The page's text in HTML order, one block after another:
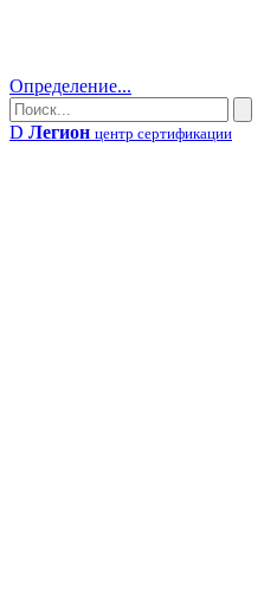
Определение...
Поиск
Поиск
D Легион центр сертификации